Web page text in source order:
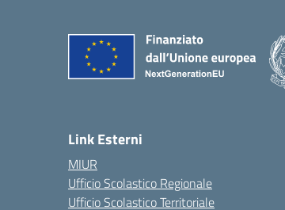
Link Esterni
MIUR
Ufficio Scolastico Regionale
Ufficio Scolastico Territoriale